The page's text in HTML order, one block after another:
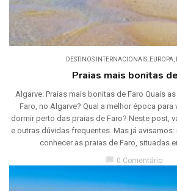
DESTINOS INTERNACIONAIS, EUROPA,
Praias mais bonitas
Algarve: Praias mais bonitas de Faro Quais
Faro, no Algarve? Qual a melhor época para
dormir perto das praias de Faro? Neste post,
e outras dúvidas frequentes. Mas já
conhecer as praias de Faro, situadas
0 Comentário